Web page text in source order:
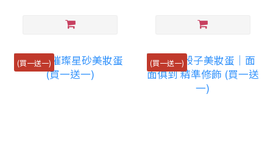
(買一送一) (買一送一)